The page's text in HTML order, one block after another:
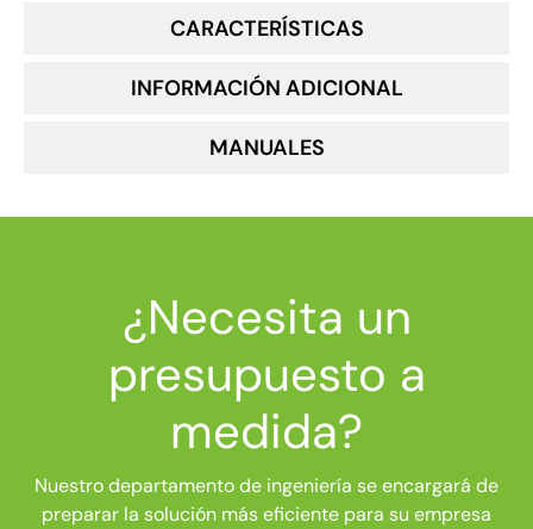
CARACTERÍSTICAS
INFORMACIÓN ADICIONAL
MANUALES
¿Necesita un
presupuesto a
medida?
Nuestro departamento de ingeniería se encargará de
preparar la solución más eficiente para su empresa